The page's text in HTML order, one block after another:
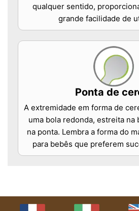
qualquer sentido,
grande facilidade de
Ponta de
A extremidade em forma de
uma bola redonda, estreita na
na ponta. Lembra a forma do
para bebês que preferem